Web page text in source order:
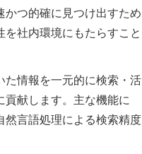
かつ的確に見つけ出すため
社内環境にもたらすこと
た情報を一元的に検索・活
貢献します。主な機能に
然言語処理による検索精度